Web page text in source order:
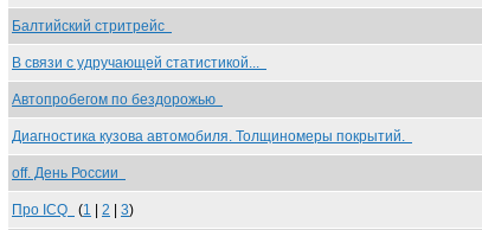
Балтийский стритрейс
В связи с удручающей статистикой...
Автопробегом по бездорожью
Диагностика кузова автомобиля. Толщиномеры покрытий.
off. День России
Про ICQ (1 2 3)